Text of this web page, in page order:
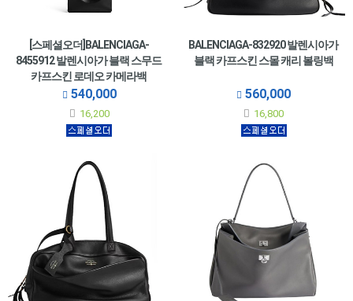
[스페셜오더]BALENCIAGA-
8455912 발렌시아가 블랙 스무드
카프스킨 로데오 카메라백
540,000
16,200
BALENCIAGA-832920 발렌시아가
블랙 카프스킨 스몰 캐리 볼링백
560,000
16,800